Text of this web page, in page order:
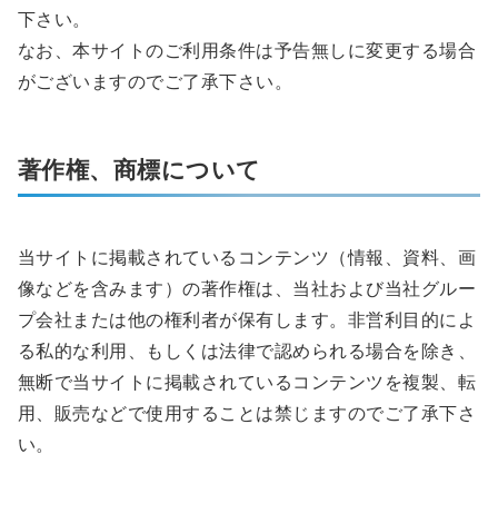
下さい。
なお、本サイトのご利用条件は予告無しに変更する場合
がございますのでご了承下さい。
著作権、商標について
当サイトに掲載されているコンテンツ（情報、資料、画
像などを含みます）の著作権は、当社および当社グルー
プ会社または他の権利者が保有します。非営利目的によ
る私的な利用、もしくは法律で認められる場合を除き、
無断で当サイトに掲載されているコンテンツを複製、転
用、販売などで使用することは禁じますのでご了承下さ
い。